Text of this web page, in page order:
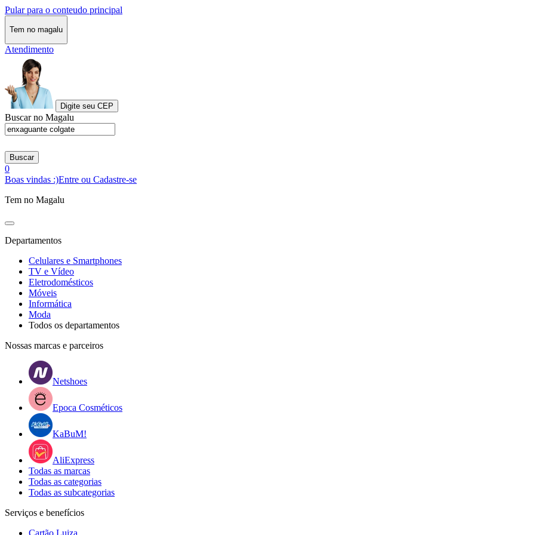
Pular para o conteudo principal
Tem no magalu
Atendimento
Digite seu CEP
Buscar no Magalu
Buscar
0
Boas vindas :)Entre ou Cadastre-se
Tem no Magalu
Departamentos
Celulares e Smartphones
TV e Vídeo
Eletrodomésticos
Móveis
Informática
Moda
Todos os departamentos
Nossas marcas e parceiros
Netshoes
Epoca Cosméticos
KaBuM!
AliExpress
Todas as marcas
Todas as categorias
Todas as subcategorias
Serviços e benefícios
Cartão Luiza